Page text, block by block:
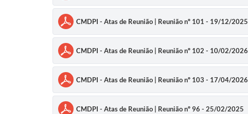
CMDPI - Atas de Reunião | Reunião nº 101 - 19/12/2025
CMDPI - Atas de Reunião | Reunião nº 102 - 10/02/2026
CMDPI - Atas de Reunião | Reunião nº 103 - 17/04/2026
CMDPI - Atas de Reunião | Reunião nº 96 - 25/02/2025